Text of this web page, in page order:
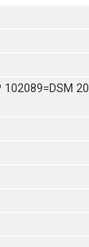
102089=DSM